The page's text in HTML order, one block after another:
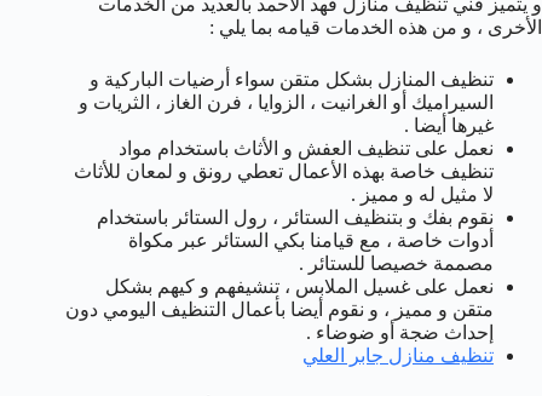
و يتميز فني تنظيف منازل فهد الأحمد بالعديد من الخدمات
الأخرى ، و من هذه الخدمات قيامه بما يلي :
تنظيف المنازل بشكل متقن سواء أرضيات الباركية و
السيراميك أو الغرانيت ، الزوايا ، فرن الغاز ، الثريات و
غيرها أيضا .
نعمل على تنظيف العفش و الأثاث باستخدام مواد
تنظيف خاصة بهذه الأعمال تعطي رونق و لمعان للأثاث
لا مثيل له و مميز .
نقوم بفك و بتنظيف الستائر ، رول الستائر باستخدام
أدوات خاصة ، مع قيامنا بكي الستائر عبر مكواة
مصممة خصيصا للستائر .
نعمل على غسيل الملابس ، تنشيفهم و كيهم بشكل
متقن و مميز ، و نقوم أيضا بأعمال التنظيف اليومي دون
إحداث ضجة أو ضوضاء .
تنظيف منازل جابر العلي